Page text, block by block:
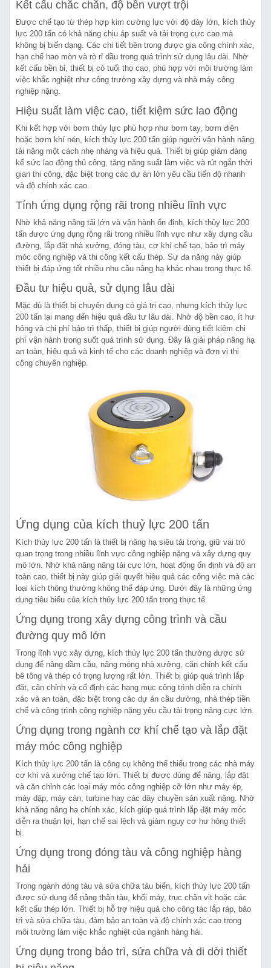
Kết cấu chắc chắn, độ bền vượt trội
Được chế tạo từ thép hợp kim cường lực với độ dày lớn, kích thủy
lực 200 tấn có khả năng chịu áp suất và tải trọng cực cao mà
không bị biến dạng. Các chi tiết bên trong được gia công chính xác,
hạn chế hao mòn và rò rỉ dầu trong quá trình sử dụng lâu dài. Nhờ
kết cấu bền bỉ, thiết bị có tuổi thọ cao, phù hợp với môi trường làm
việc khắc nghiệt như công trường xây dựng và nhà máy công
nghiệp nặng.
Hiệu suất làm việc cao, tiết kiệm sức lao động
Khi kết hợp với bơm thủy lực phù hợp như bơm tay, bơm điện
hoặc bơm khí nén, kích thủy lực 200 tấn giúp người vận hành nâng
tải nặng một cách nhẹ nhàng và hiệu quả. Thiết bị giúp giảm đáng
kể sức lao động thủ công, tăng năng suất làm việc và rút ngắn thời
gian thi công, đặc biệt trong các dự án lớn yêu cầu tiến độ nhanh
và độ chính xác cao.
Tính ứng dụng rộng rãi trong nhiều lĩnh vực
Nhờ khả năng nâng tải lớn và vận hành ổn định, kích thủy lực 200
tấn được ứng dụng rộng rãi trong nhiều lĩnh vực như xây dựng cầu
đường, lắp đặt nhà xưởng, đóng tàu, cơ khí chế tạo, bảo trì máy
móc công nghiệp và thi công kết cấu thép. Sự đa năng này giúp
thiết bị đáp ứng tốt nhiều nhu cầu nâng hạ khác nhau trong thực tế.
Đầu tư hiệu quả, sử dụng lâu dài
Mặc dù là thiết bị chuyên dụng có giá trị cao, nhưng kích thủy lực
200 tấn lại mang đến hiệu quả đầu tư lâu dài. Nhờ độ bền cao, ít hư
hỏng và chi phí bảo trì thấp, thiết bị giúp người dùng tiết kiệm chi
phí vận hành trong suốt quá trình sử dụng. Đây là giải pháp nâng hạ
an toàn, hiệu quả và kinh tế cho các doanh nghiệp và đơn vị thi
công chuyên nghiệp.
Ứng dụng của kích thuỷ lực 200 tấn
Kích thủy lực 200 tấn là thiết bị nâng hạ siêu tải trọng, giữ vai trò
quan trọng trong nhiều lĩnh vực công nghiệp nặng và xây dựng quy
mô lớn. Nhờ khả năng nâng tải cực lớn, hoạt động ổn định và độ an
toàn cao, thiết bị này giúp giải quyết hiệu quả các công việc mà các
loại kích thông thường không thể đáp ứng. Dưới đây là những ứng
dụng tiêu biểu của kích thủy lực 200 tấn trong thực tế.
Ứng dụng trong xây dựng công trình và cầu
đường quy mô lớn
Trong lĩnh vực xây dựng, kích thủy lực 200 tấn thường được sử
dụng để nâng dầm cầu, nâng móng nhà xưởng, căn chỉnh kết cấu
bê tông và thép có trọng lượng rất lớn. Thiết bị giúp quá trình lắp
đặt, cân chỉnh và cố định các hạng mục công trình diễn ra chính
xác và an toàn, đặc biệt trong các dự án cầu đường, nhà thép tiền
chế và công trình công nghiệp nặng yêu cầu tải trọng nâng cực lớn.
Ứng dụng trong ngành cơ khí chế tạo và lắp đặt
máy móc công nghiệp
Kích thủy lực 200 tấn là công cụ không thể thiếu trong các nhà máy
cơ khí và xưởng chế tạo lớn. Thiết bị được dùng để nâng, lắp đặt
và căn chỉnh các loại máy móc công nghiệp cỡ lớn như máy ép,
máy dập, máy cán, turbine hay các dây chuyền sản xuất nặng. Nhờ
khả năng nâng hạ chính xác, kích giúp quá trình lắp đặt máy móc
diễn ra thuận lợi, hạn chế sai lệch và giảm nguy cơ hư hỏng thiết
bị.
Ứng dụng trong đóng tàu và công nghiệp hàng
hải
Trong ngành đóng tàu và sửa chữa tàu biển, kích thủy lực 200 tấn
được sử dụng để nâng thân tàu, khối máy, trục chân vịt hoặc các
kết cấu thép lớn. Thiết bị hỗ trợ hiệu quả cho công tác lắp ráp, bảo
trì và sửa chữa tàu, đảm bảo an toàn và độ chính xác cao trong
môi trường làm việc khắc nghiệt của ngành hàng hải.
Ứng dụng trong bảo trì, sửa chữa và di dời thiết